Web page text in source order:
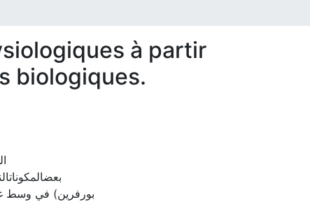
à partir
biologiques.